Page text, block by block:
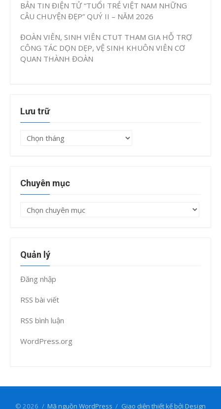
BẢN TIN ĐIỆN TỬ “TUỔI TRẺ VIỆT NAM NHỮNG
CÂU CHUYỆN ĐẸP” QUÝ II – NĂM 2026
ĐOÀN VIÊN, SINH VIÊN CTUT THAM GIA HỖ TRỢ
CÔNG TÁC DỌN DẸP, VỆ SINH KHUÔN VIÊN CƠ
QUAN THÀNH ĐOÀN
Lưu trữ
Lưu
Chuyên mục
Chuyên
Quản lý
Đăng nhập
RSS bài viết
RSS bình luận
WordPress.org
© 2026 / Mã nguồn WordPress / Giao diện thiết kế bởi Design